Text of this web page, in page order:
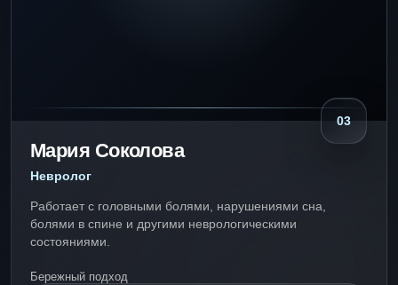
03
Мария Соколова
Невролог
Работает с головными болями, нарушениями сна,
болями в спине и другими неврологическими
состояниями.
Бережный подход